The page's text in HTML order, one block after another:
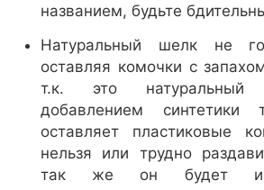
названием, будьте
Натуральный шелк не
оставляя комочки с
т.к. это
добавлением синтетики
оставляет пластиковые
нельзя или трудно
так же он будет